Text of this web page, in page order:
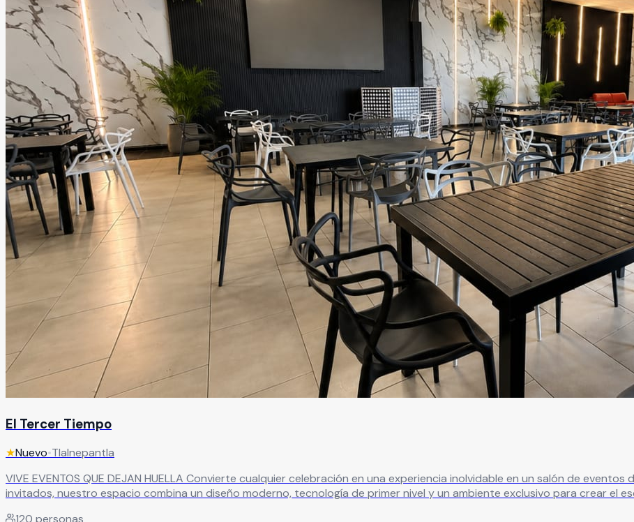
El Tercer Tiempo
★Nuevo•Tlalnepantla
VIVE EVENTOS QUE DEJAN HUELLA Convierte cualquier celebración en una experiencia inolvidable en un salón de eventos diseñado para sorprender. Con capacidad para hasta 120
invitados, nuestro espacio combina un diseño moderno, tecnología de primer nivel y un ambiente exclusivo para crear el escenario